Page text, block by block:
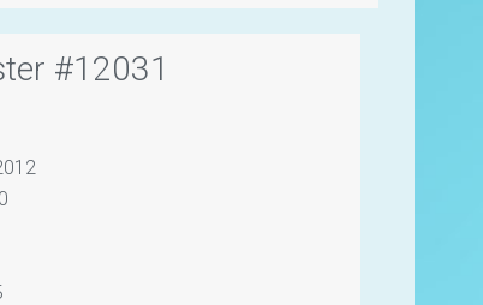
#12031